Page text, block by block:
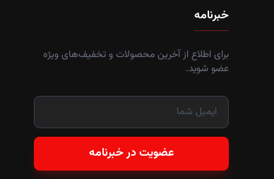
خبرنامه
برای اطلاع از آخرین محصولات و تخفیف‌های ویژه
عضو شوید.
عضویت در خبرنامه